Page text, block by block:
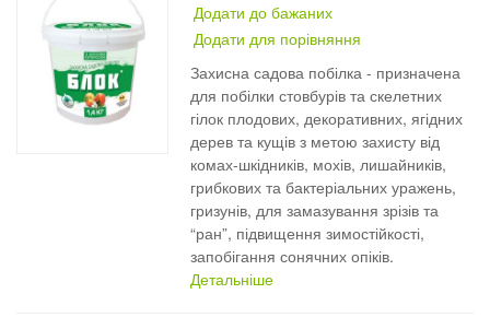
Додати до бажаних
Додати для порівняння
Захисна садова побілка - призначена
для побілки стовбурів та скелетних
гілок плодових, декоративних, ягідних
дерев та кущів з метою захисту від
комах-шкідників, мохів, лишайників,
грибкових та бактеріальних уражень,
гризунів, для замазування зрізів та
“ран”, підвищення зимостійкості,
запобігання сонячних опіків.
Детальніше